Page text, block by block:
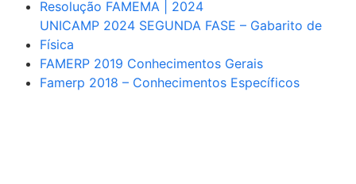
Resolução FAMEMA | 2024
UNICAMP 2024 SEGUNDA FASE – Gabarito de
Física
FAMERP 2019 Conhecimentos Gerais
Famerp 2018 – Conhecimentos Específicos